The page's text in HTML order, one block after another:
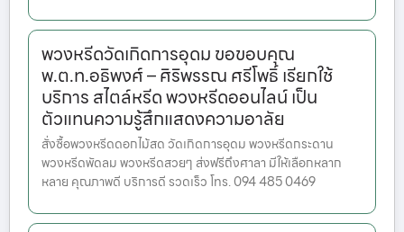
พวงหรีดวัดเกิดการอุดม ขอขอบคุณ
พ.ต.ท.อธิพงศ์ – ศิริพรรณ ศรีโพธิ์ เรียกใช้
บริการ สไตล์หรีด พวงหรีดออนไลน์ เป็น
ตัวแทนความรู้สึกแสดงความอาลัย
สั่งซื้อพวงหรีดดอกไม้สด วัดเกิดการอุดม พวงหรีดกระดาน
พวงหรีดพัดลม พวงหรีดสวยๆ ส่งฟรีถึงศาลา มีให้เลือกหลาก
หลาย คุณภาพดี บริการดี รวดเร็ว โทร. 094 485 0469